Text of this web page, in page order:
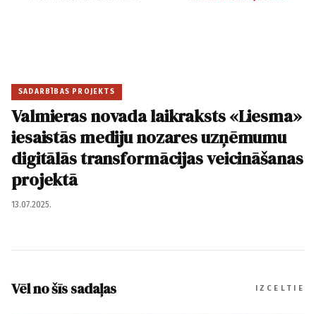
SADARBĪBAS PROJEKTS
Valmieras novada laikraksts «Liesma»
iesaistās mediju nozares uzņēmumu
digitālās transformācijas veicināšanas
projektā
13.07.2025.
Vēl no šīs sadaļas IZCELTIE